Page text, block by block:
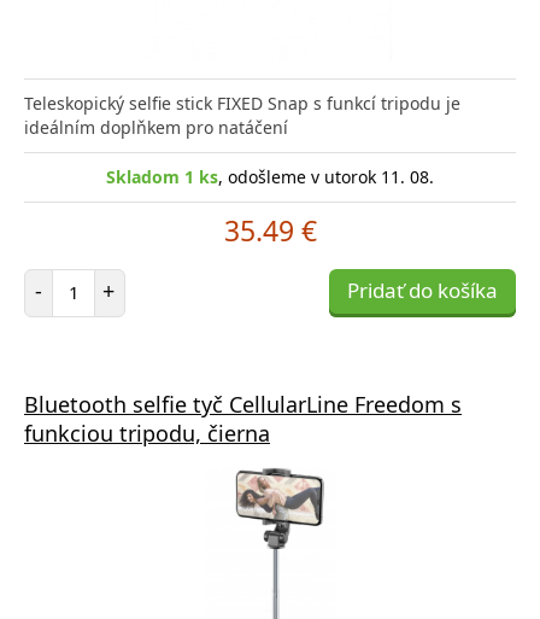
Teleskopický selfie stick FIXED Snap s funkcí tripodu je
ideálním doplňkem pro natáčení
Skladom 1 ks, odošleme v utorok 11. 08.
35.49 €
- Počet položiek
+ Pridať do košíka
Bluetooth selfie tyč CellularLine Freedom s
funkciou tripodu, čierna